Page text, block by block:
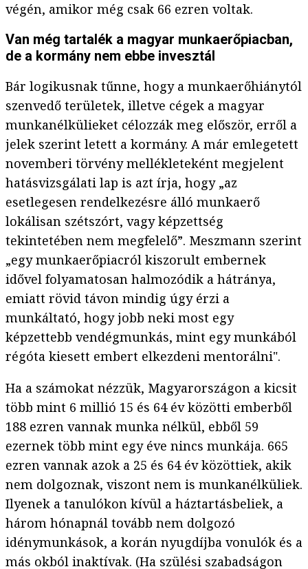
végén, amikor még csak 66 ezren voltak.
Van még tartalék a magyar munkaerőpiacban,
de a kormány nem ebbe invesztál
Bár logikusnak tűnne, hogy a munkaerőhiánytól
szenvedő területek, illetve cégek a magyar
munkanélkülieket célozzák meg először, erről a
jelek szerint letett a kormány. A már emlegetett
novemberi törvény mellékleteként megjelent
hatásvizsgálati lap is azt írja, hogy „az
esetlegesen rendelkezésre álló munkaerő
lokálisan szétszórt, vagy képzettség
tekintetében nem megfelelő”. Meszmann szerint
„egy munkaerőpiacról kiszorult embernek
idővel folyamatosan halmozódik a hátránya,
emiatt rövid távon mindig úgy érzi a
munkáltató, hogy jobb neki most egy
képzettebb vendégmunkás, mint egy munkából
régóta kiesett embert elkezdeni mentorálni".
Ha a számokat nézzük, Magyarországon a kicsit
több mint 6 millió 15 és 64 év közötti emberből
188 ezren vannak munka nélkül, ebből 59
ezernek több mint egy éve nincs munkája. 665
ezren vannak azok a 25 és 64 év közöttiek, akik
nem dolgoznak, viszont nem is munkanélküliek.
Ilyenek a tanulókon kívül a háztartásbeliek, a
három hónapnál tovább nem dolgozó
idénymunkások, a korán nyugdíjba vonulók és a
más okból inaktívak. (Ha szülési szabadságon